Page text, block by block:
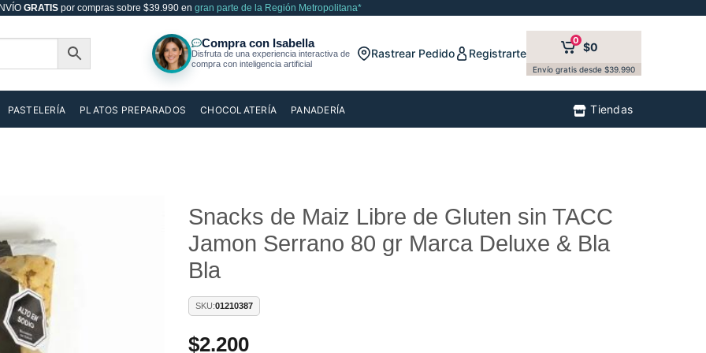
GRATISpor compras sobre $39.990 en gran parte de la Región Metropolitana*
Rastrear Pedido Registrarte
0 $0
Envío gratis desde $39.990
PASTELERÍA PLATOS PREPARADOS CHOCOLATERÍA PANADERÍA Tiendas
Snacks de Maiz Libre de Gluten sin TACC
Jamon Serrano 80 gr Marca Deluxe & Bla
Bla
SKU:01210387
$2.200